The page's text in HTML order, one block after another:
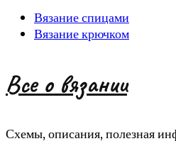
Вязание спицами
Вязание крючком
Все о вязании
Схемы, описания, полезная